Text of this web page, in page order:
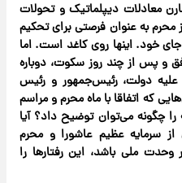
معادلات دیپلماتیک و تحولات
محرم به ‌عنوان فرصتی برای تحکیم
خود. اینها روی کاغد است. اما
و پس از چند روز سکوت، دوباره
دولت، رئیس‌جمهور و رئیس
که اتفاقا با ماه محرم و مراسم
را چگونه می‌توان توضیح داد؟ آیا
سرمایه عظیم عاشورا و محرم
ملی باشد، این رفتارها را